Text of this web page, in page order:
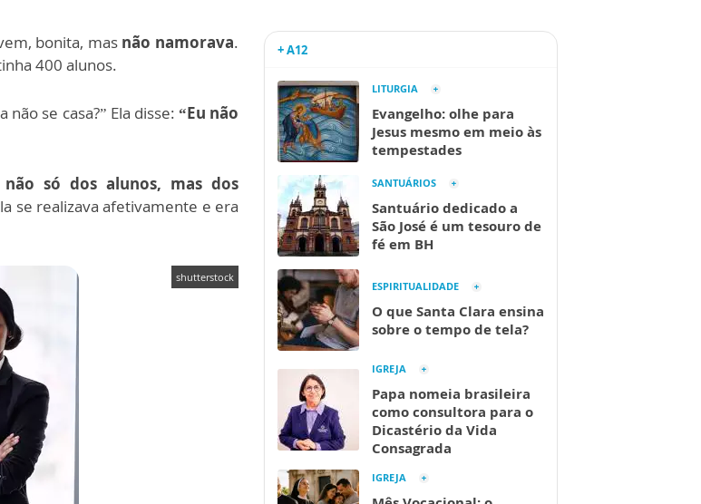
bonita, mas não namorava.
400 alunos.
se casa?” Ela disse: “Eu não
só dos alunos, mas dos
se realizava afetivamente e era
shutterstock
+ A12
LITURGIA
Evangelho: olhe para
Jesus mesmo em meio às
tempestades
SANTUÁRIOS
Santuário dedicado a
São José é um tesouro de
fé em BH
ESPIRITUALIDADE
O que Santa Clara ensina
sobre o tempo de tela?
IGREJA
Papa nomeia brasileira
como consultora para o
Dicastério da Vida
Consagrada
IGREJA